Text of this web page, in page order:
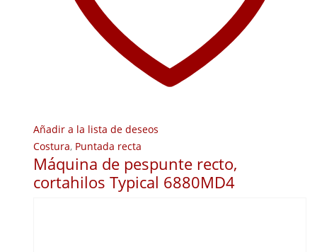
Añadir a la lista de deseos
Costura, Puntada recta
Máquina de pespunte recto,
cortahilos Typical 6880MD4